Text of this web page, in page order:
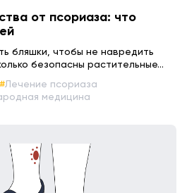
от псориаза: что
бляшки, чтобы не навредить
безопасны растительные...
Лечение псориаза
медицина